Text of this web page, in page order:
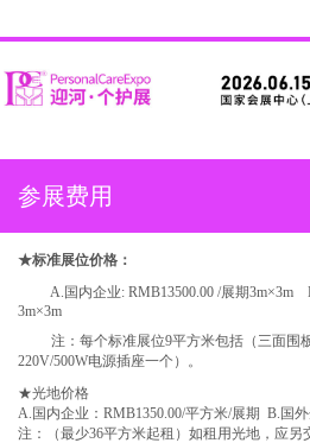
参展费用
★标准展位价格：
A.国内企业: RMB13500.00 /展期3m×3m
3m×3m
注：每个标准展位9平方米包括（三面围
220V/500W电源插座一个）。
★光地价格
A.国内企业：RMB1350.00/平方米/展期 B.国
注：（最少36平方米起租）如租用光地，应另